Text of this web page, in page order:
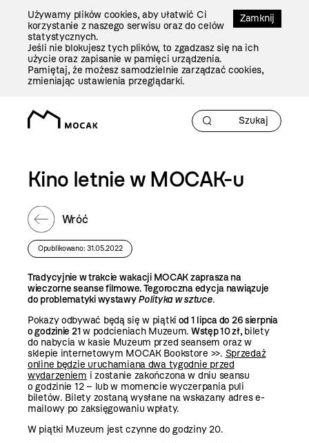
Zamknij
Używamy plików cookies, aby ułatwić Ci
korzystanie z naszego serwisu oraz do celów
statystycznych.
Jeśli nie blokujesz tych plików, to zgadzasz się na ich
użycie oraz zapisanie w pamięci urządzenia.
Pamiętaj, że możesz samodzielnie zarządzać cookies,
zmieniając ustawienia przeglądarki.
Kino letnie w MOCAK-u
Wróć
Opublikowano: 31.05.2022
Tradycyjnie w trakcie wakacji MOCAK zaprasza na
wieczorne seanse filmowe. Tegoroczna edycja nawiązuje
do problematyki wystawyPolityka w sztuce.
Pokazy odbywać będą się w piątki od 1 lipca do 26 sierpnia
o godzinie 21w podcieniach Muzeum. Wstęp 10 zł, bilety
do nabycia w kasie Muzeum przed seansem orazw
sklepie internetowym MOCAK Bookstore >>. Sprzedaż
online będzie uruchamiana dwa tygodnie przed
wydarzeniem i zostanie zakończona w dniu seansu
o godzinie 12 – lub w momencie wyczerpania puli
biletów. Bilety zostaną wysłane na wskazany adres e-
mailowy po zaksięgowaniu wpłaty.
W piątki Muzeum jest czynne do godziny 20.